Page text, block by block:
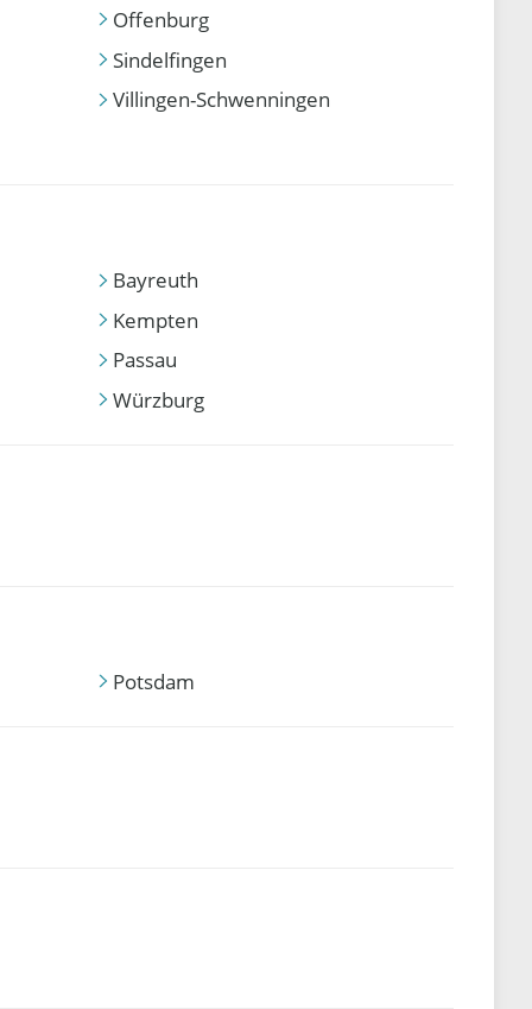
Offenburg
Sindelfingen
Villingen-Schwenningen
Bayreuth
Kempten
Passau
Würzburg
Potsdam